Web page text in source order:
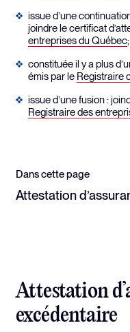
issue d’une
joindre le certificat
entreprises du Québec;
constituée il y a plus
émis par le Registraire
issue d’une fusion :
Registraire des
Dans cette page
Attestation
Attestation
excédentaire